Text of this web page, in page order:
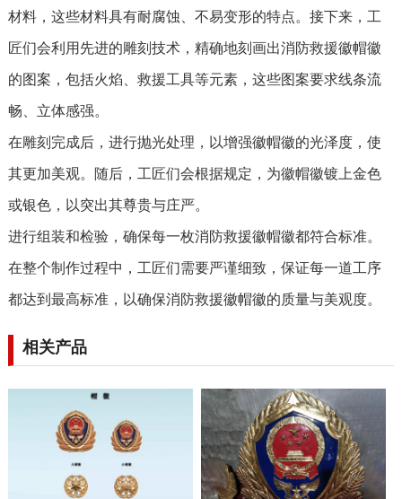
材料，这些材料具有耐腐蚀、不易变形的特点。接下来，工
匠们会利用先进的雕刻技术，精确地刻画出消防救援徽帽徽
的图案，包括火焰、救援工具等元素，这些图案要求线条流
畅、立体感强。
在雕刻完成后，进行抛光处理，以增强徽帽徽的光泽度，使
其更加美观。随后，工匠们会根据规定，为徽帽徽镀上金色
或银色，以突出其尊贵与庄严。
进行组装和检验，确保每一枚消防救援徽帽徽都符合标准。
在整个制作过程中，工匠们需要严谨细致，保证每一道工序
都达到最高标准，以确保消防救援徽帽徽的质量与美观度。
相关产品